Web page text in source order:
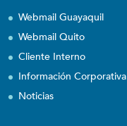
Webmail Guayaquil
Webmail Quito
Cliente Interno
Información Corporativa
Noticias